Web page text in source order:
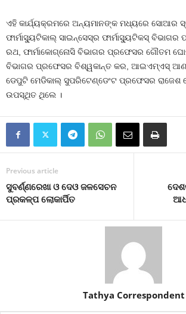
ଏହି କାର୍ଯ୍ୟକ୍ରମରେ ଅନ୍ୟମାନଙ୍କ ମଧ୍ୟରେ ସୋଆର
ଫାର୍ମାସ୍ୟୁଟିକାଲ୍ ସାଇନ୍‌ସେସ୍‌ର ଫାର୍ମାସ୍ୟୁଟିକସ୍
ରଥ, ଫାର୍ମାକୋଗ୍ନୋସି ବିଭାଗର ପ୍ରଫେସର ଗୌତମ
ବିଭାଗର ପ୍ରଫେସର ବିଶ୍ୱକାନ୍ତ କର, ଆଇଏମ୍‌ଏସ୍
ଡେପୁଟି ମେଡିକାଲ୍ ସୁପରିଟେଣ୍ଡେଂଟ ପ୍ରଫେସର ରାଜେଶ
ଉପସ୍ଥିତ ଥିଲେ ।
Previous article
ସୁବର୍ଣ୍ଣରେଖା ଓ ଦେଓ ଜଳସେଚନ
ପ୍ରକଳ୍ପ ଲୋକାର୍ପିତ
Tathya Correspondent